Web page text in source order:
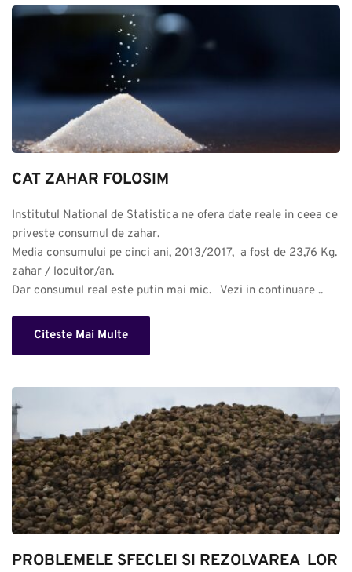
CAT ZAHAR FOLOSIM
Institutul National de Statistica ne ofera date reale in ceea ce
priveste consumul de zahar.
Media consumului pe cinci ani, 2013/2017,  a fost de 23,76 Kg.
zahar / locuitor/an.
Dar consumul real este putin mai mic.   Vezi in continuare ..
Citeste Mai Multe
PROBLEMELE SFECLEI SI REZOLVAREA  LOR